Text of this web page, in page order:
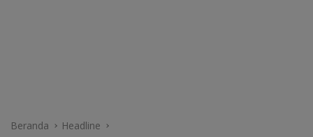
Beranda Headline